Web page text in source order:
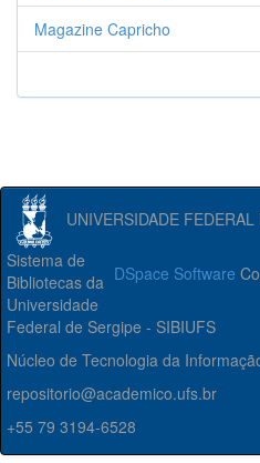
Magazine Capricho
UNIVERSIDADE
DSpace Software
Sistema de
Bibliotecas da
Universidade
Federal de Sergipe - SIBIUFS
Núcleo de Tecnologia da
repositorio@academico.ufs.br
+55 79 3194-6528